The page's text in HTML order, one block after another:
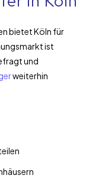
bietet Köln für
ist
und
weiterhin